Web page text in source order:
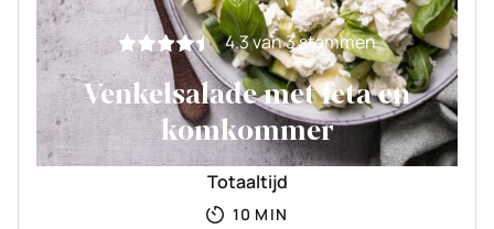
4.3van3stemmen
Venkelsalade met feta en
komkommer
Totaaltijd
10 MINUTEN
MIN